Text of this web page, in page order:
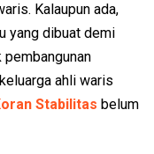
Kalaupun ada,
yang dibuat demi
pembangunan
ahli waris
Stabilitas belum